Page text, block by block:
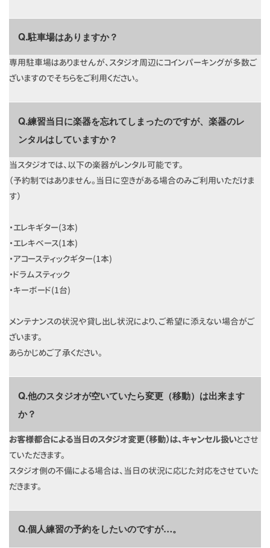
Q.駐車場はありますか？
専用駐車場はありませんが、スタジオ周辺にコインパーキングが多数ご
ざいますのでそちらをご利用ください。
Q.練習当日に楽器を忘れてしまったのですが、楽器のレ
ンタルはしていますか？
当スタジオでは、以下の楽器がレンタル可能です。
（予約制ではありません。当日に空きがある場合のみご利用いただけま
す）
・エレキギター(3本)
・エレキベース(1本)
・アコースティックギター(1本)
・ドラムスティック
・キーボード(1台)
メンテナンスの状況や貸し出し状況により、ご希望に添えない場合がご
ざいます。
あらかじめご了承ください。
Q.他のスタジオが空いていたら変更（移動）は出来ます
か？
お客様都合による当日のスタジオ変更（移動）は、キャンセル扱いとさせ
ていただきます。
スタジオ側の不備による場合は、当日の状況に応じた対応をさせていた
だきます。
Q.個人練習の予約をしたいのですが…。